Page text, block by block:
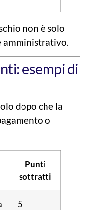
non è solo
amministrativo.
esempi di
dopo che la
o
Punti
sottratti
5